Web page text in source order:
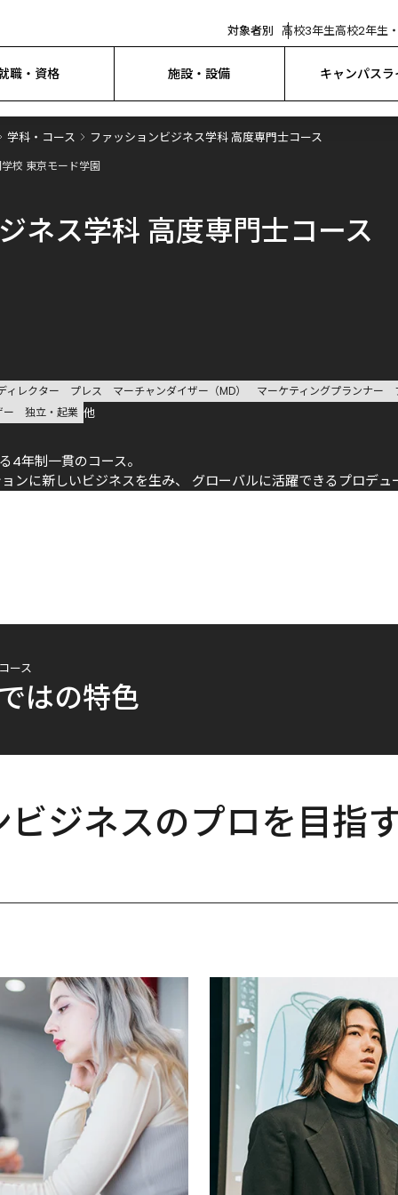
対象者別 高校3年生高校2年生
職・資格 施設・設備 キャンパスラ
学科・コース ファッションビジネス学科 高度専門士コース
校 東京モード学園
ネス学科 高度専門士コース
ィレクター プレス マーチャンダイザー（MD） マーケティングプランナー
ー
独立・起業 他
4年制一貫のコース。
ンに新しいビジネスを生み、 グローバルに活躍できるプロデュ
ース
はの特色
ジネスのプロを目指